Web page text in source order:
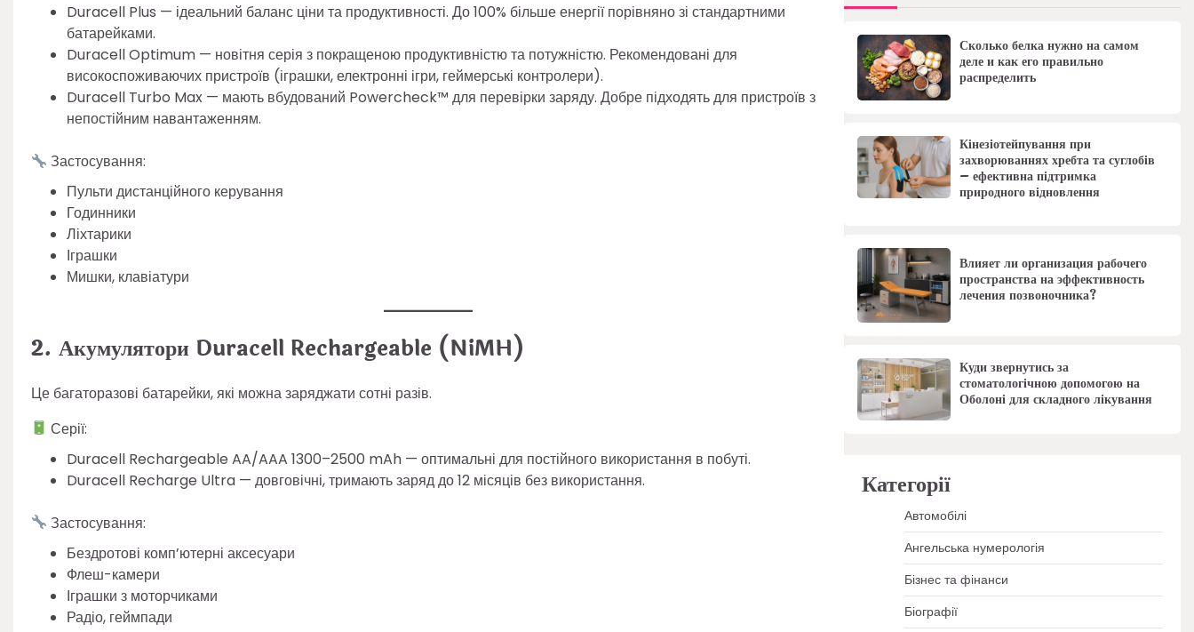
Duracell Plus — ідеальний баланс ціни та продуктивності. До 100% більше енергії порівняно зі стандартними
батарейками.
Duracell Optimum — новітня серія з покращеною продуктивністю та потужністю. Рекомендовані для
високоспоживаючих пристроїв (іграшки, електронні ігри, геймерські контролери).
Duracell Turbo Max — мають вбудований Powercheck™ для перевірки заряду. Добре підходять для пристроїв з
непостійним навантаженням.
Застосування:
Пульти дистанційного керування
Годинники
Ліхтарики
Іграшки
Мишки, клавіатури
2. Акумулятори Duracell Rechargeable (NiMH)
Це багаторазові батарейки, які можна заряджати сотні разів.
Серії:
Duracell Rechargeable AA/AAA 1300–2500 mAh — оптимальні для постійного використання в побуті.
Duracell Recharge Ultra — довговічні, тримають заряд до 12 місяців без використання.
Застосування:
Бездротові комп’ютерні аксесуари
Флеш-камери
Іграшки з моторчиками
Радіо, геймпади
Сколько белка нужно на самом
деле и как его правильно
распределить
Кінезіотейпування при
захворюваннях хребта та суглобів
– ефективна підтримка
природного відновлення
Влияет ли организация рабочего
пространства на эффективность
лечения позвоночника?
Куди звернутись за
стоматологічною допомогою на
Оболоні для складного лікування
Категорії
Автомобілі
Ангельська нумерологія
Бізнес та фінанси
Біографії